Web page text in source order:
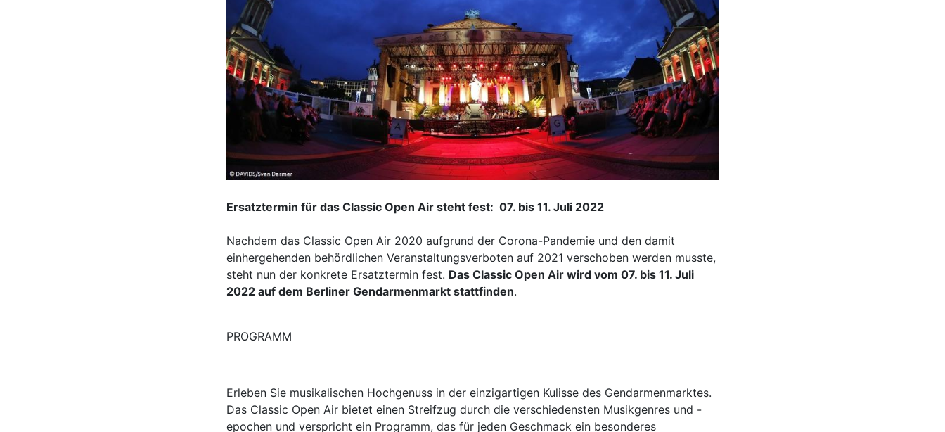
Ersatztermin für das Classic Open Air steht fest: 07. bis 11. Juli 2022
Nachdem das Classic Open Air 2020 aufgrund der Corona-Pandemie und den damit
einhergehenden behördlichen Veranstaltungsverboten auf 2021 verschoben werden musste,
steht nun der konkrete Ersatztermin fest. Das Classic Open Air wird vom 07. bis 11. Juli
2022 auf dem Berliner Gendarmenmarkt stattfinden.
PROGRAMM
Erleben Sie musikalischen Hochgenuss in der einzigartigen Kulisse des Gendarmenmarktes.
Das Classic Open Air bietet einen Streifzug durch die verschiedensten Musikgenres und -
epochen und verspricht ein Programm, das für jeden Geschmack ein besonderes